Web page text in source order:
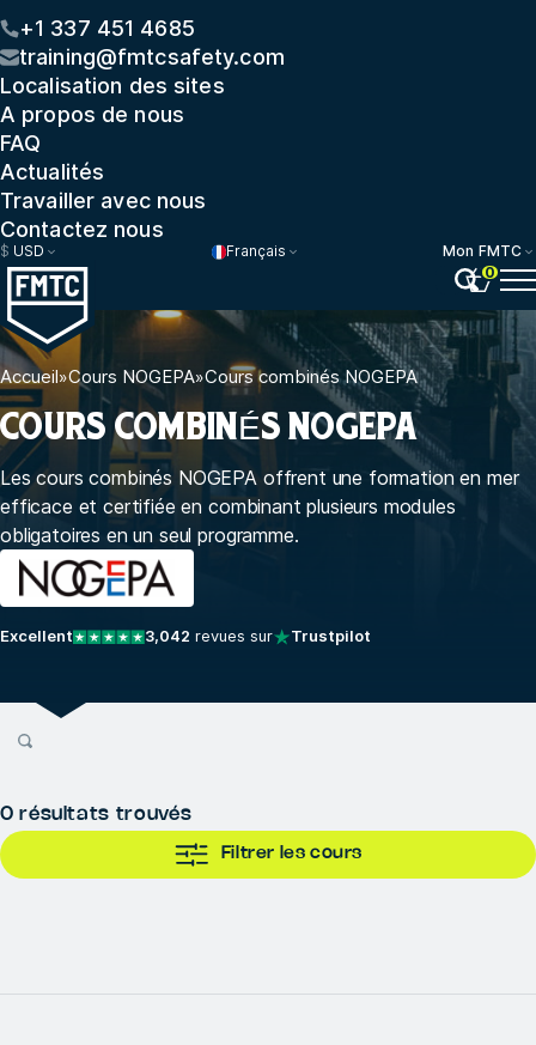
+1 337 451 4685
training@fmtcsafety.com
Localisation des sites
A propos de nous
FAQ
Actualités
Travailler avec nous
Contactez nous
$ USD Français
Mon FMTC
0
Accueil»Cours NOGEPA»Cours combinés NOGEPA
COURS COMBINÉS NOGEPA
Les cours combinés NOGEPA offrent une formation en mer
efficace et certifiée en combinant plusieurs modules
obligatoires en un seul programme.
Excellent 3,042 revues sur Trustpilot
0 résultats trouvés
Filtrer les cours